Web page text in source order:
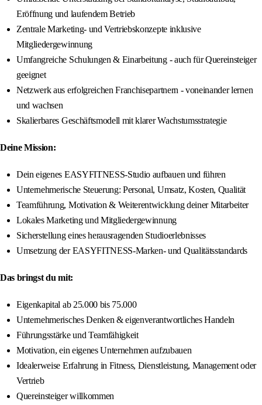
Eröffnung und laufendem Betrieb
Zentrale Marketing- und Vertriebskonzepte inklusive
Mitgliedergewinnung
Umfangreiche Schulungen & Einarbeitung - auch für Quereinsteiger
geeignet
Netzwerk aus erfolgreichen Franchisepartnern - voneinander lernen
und wachsen
Skalierbares Geschäftsmodell mit klarer Wachstumsstrategie
Deine Mission:
Dein eigenes EASYFITNESS-Studio aufbauen und führen
Unternehmerische Steuerung: Personal, Umsatz, Kosten, Qualität
Teamführung, Motivation & Weiterentwicklung deiner Mitarbeiter
Lokales Marketing und Mitgliedergewinnung
Sicherstellung eines herausragenden Studioerlebnisses
Umsetzung der EASYFITNESS-Marken- und Qualitätsstandards
Das bringst du mit:
Eigenkapital ab 25.000 bis 75.000
Unternehmerisches Denken & eigenverantwortliches Handeln
Führungsstärke und Teamfähigkeit
Motivation, ein eigenes Unternehmen aufzubauen
Idealerweise Erfahrung in Fitness, Dienstleistung, Management oder
Vertrieb
Quereinsteiger willkommen